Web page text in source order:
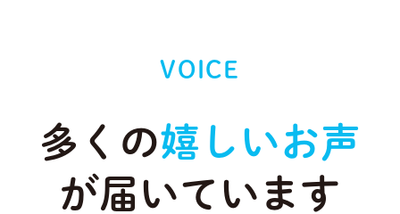
VOICE
多くの嬉しいお声
が届いています